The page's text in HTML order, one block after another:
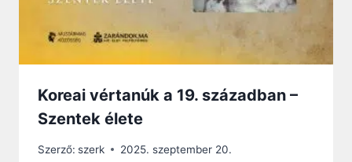
Koreai vértanúk a 19. században –
Szentek élete
Szerző: szerk 2025. szeptember 20.